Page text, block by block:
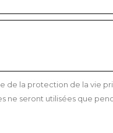
de la protection de la vie
ne seront utilisées que